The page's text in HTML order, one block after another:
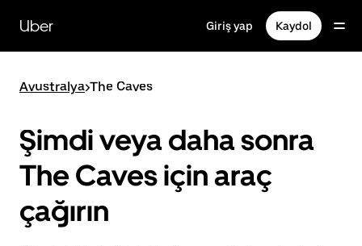
içeriğe
gidinUber Giriş yap Kaydol
Avustralya>The Caves
Şimdi veya daha sonra
The Caves için araç
çağırın